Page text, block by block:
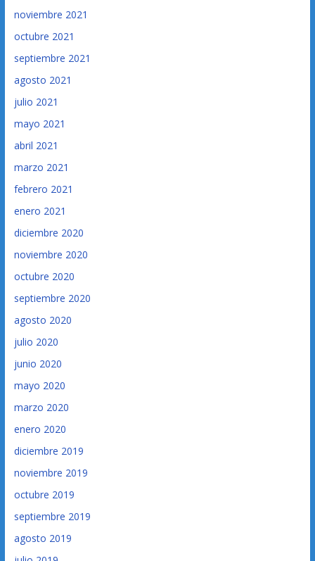
noviembre 2021
octubre 2021
septiembre 2021
agosto 2021
julio 2021
mayo 2021
abril 2021
marzo 2021
febrero 2021
enero 2021
diciembre 2020
noviembre 2020
octubre 2020
septiembre 2020
agosto 2020
julio 2020
junio 2020
mayo 2020
marzo 2020
enero 2020
diciembre 2019
noviembre 2019
octubre 2019
septiembre 2019
agosto 2019